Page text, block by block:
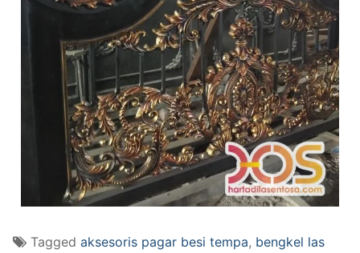
Tagged aksesoris pagar besi tempa, bengkel las